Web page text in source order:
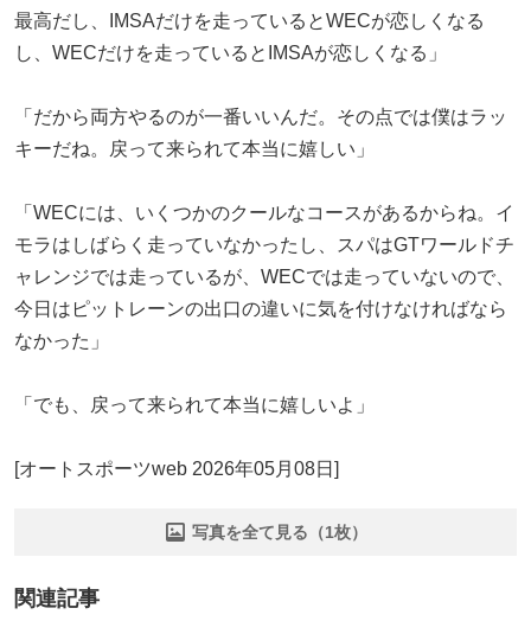
最高だし、IMSAだけを走っているとWECが恋しくなる
し、WECだけを走っているとIMSAが恋しくなる」
「だから両方やるのが一番いいんだ。その点では僕はラッ
キーだね。戻って来られて本当に嬉しい」
「WECには、いくつかのクールなコースがあるからね。イ
モラはしばらく走っていなかったし、スパはGTワールドチ
ャレンジでは走っているが、WECでは走っていないので、
今日はピットレーンの出口の違いに気を付けなければなら
なかった」
「でも、戻って来られて本当に嬉しいよ」
[オートスポーツweb 2026年05月08日]
写真を全て見る（1枚）
関連記事